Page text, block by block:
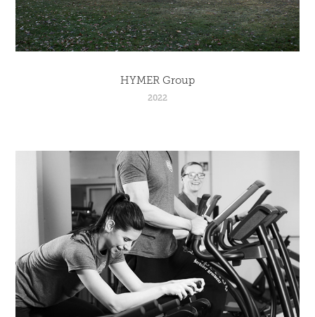
HYMER Group
2022